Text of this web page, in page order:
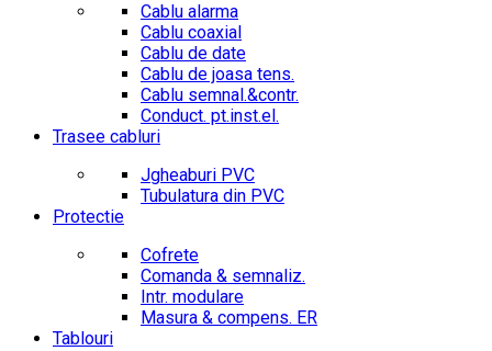
Cablu alarma
Cablu coaxial
Cablu de date
Cablu de joasa tens.
Cablu semnal.&contr.
Conduct. pt.inst.el.
Trasee cabluri
Jgheaburi PVC
Tubulatura din PVC
Protectie
Cofrete
Comanda & semnaliz.
Intr. modulare
Masura & compens. ER
Tablouri